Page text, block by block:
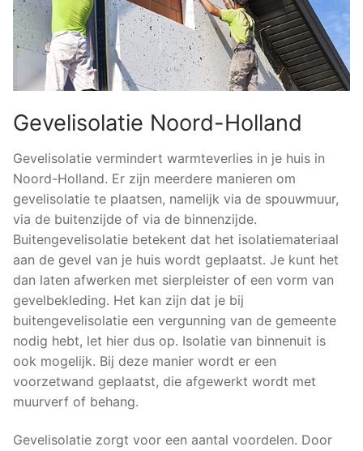
Gevelisolatie Noord-Holland
Gevelisolatie vermindert warmteverlies in je huis in
Noord-Holland. Er zijn meerdere manieren om
gevelisolatie te plaatsen, namelijk via de spouwmuur,
via de buitenzijde of via de binnenzijde.
Buitengevelisolatie betekent dat het isolatiemateriaal
aan de gevel van je huis wordt geplaatst. Je kunt het
dan laten afwerken met sierpleister of een vorm van
gevelbekleding. Het kan zijn dat je bij
buitengevelisolatie een vergunning van de gemeente
nodig hebt, let hier dus op. Isolatie van binnenuit is
ook mogelijk. Bij deze manier wordt er een
voorzetwand geplaatst, die afgewerkt wordt met
muurverf of behang.
Gevelisolatie zorgt voor een aantal voordelen. Door